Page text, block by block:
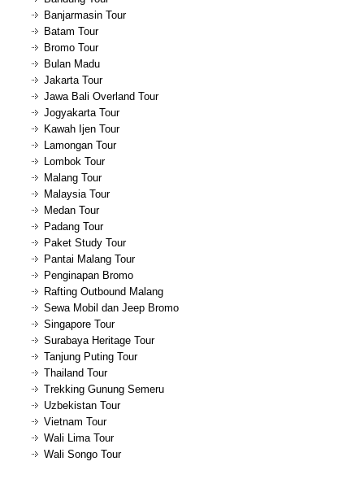
Banjarmasin Tour
Batam Tour
Bromo Tour
Bulan Madu
Jakarta Tour
Jawa Bali Overland Tour
Jogyakarta Tour
Kawah Ijen Tour
Lamongan Tour
Lombok Tour
Malang Tour
Malaysia Tour
Medan Tour
Padang Tour
Paket Study Tour
Pantai Malang Tour
Penginapan Bromo
Rafting Outbound Malang
Sewa Mobil dan Jeep Bromo
Singapore Tour
Surabaya Heritage Tour
Tanjung Puting Tour
Thailand Tour
Trekking Gunung Semeru
Uzbekistan Tour
Vietnam Tour
Wali Lima Tour
Wali Songo Tour